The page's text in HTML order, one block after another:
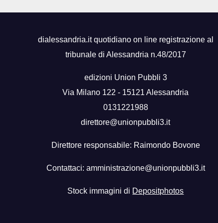
dialessandria.it quotidiano on line registrazione al
tribunale di Alessandria n.48/2017
edizioni Union Pubbli 3
Via Milano 122 - 15121 Alessandria
0131221988
direttore@unionpubbli3.it
Direttore responsabile: Raimondo Bovone
Contattaci: amministrazione@unionpubbli3.it
Stock immagini di Depositphotos